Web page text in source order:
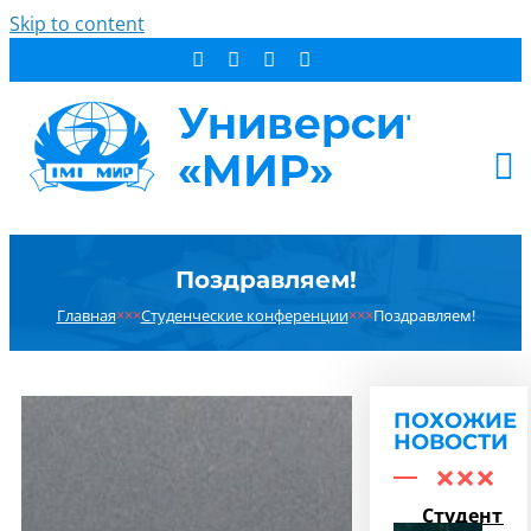
Skip to content
ДОПОБРАЗОВАНИЕ
НОВОСТИ
Поздравляем!
Главная×××Студенческие конференции×××Поздравляем!
ПОХОЖИЕ
НОВОСТИ
Студенты